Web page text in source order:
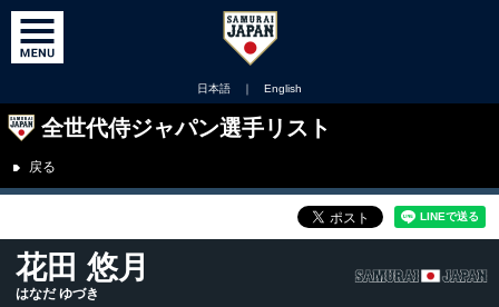
日本語 ｜ English
全世代侍ジャパン選手リスト
戻る
花田 悠月
はなだ ゆづき